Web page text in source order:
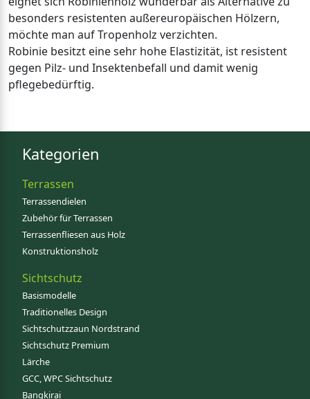
besonders resistenten außereuropäischen Hölzern,
möchte man auf Tropenholz verzichten.
Robinie besitzt eine sehr hohe Elastizität, ist resistent
gegen Pilz- und Insektenbefall und damit wenig
pflegebedürftig.
Kategorien
Terrassen
Terrassendielen
Zubehör für Terrassen
Terrassenfliesen aus Holz
Konstruktionsholz
Sichtschutz
Basismodelle
Traditionelles Design
Sichtschutzzaun Nordstrand
Sichtschutz Premium
Lärche
GCC, WPC Sichtschutz
Bangkirai